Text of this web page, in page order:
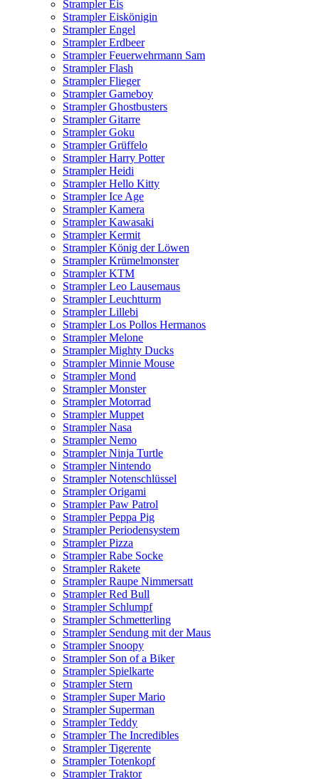
Strampler Eis
Strampler Eiskönigin
Strampler Engel
Strampler Erdbeer
Strampler Feuerwehrmann Sam
Strampler Flash
Strampler Flieger
Strampler Gameboy
Strampler Ghostbusters
Strampler Gitarre
Strampler Goku
Strampler Grüffelo
Strampler Harry Potter
Strampler Heidi
Strampler Hello Kitty
Strampler Ice Age
Strampler Kamera
Strampler Kawasaki
Strampler Kermit
Strampler König der Löwen
Strampler Krümelmonster
Strampler KTM
Strampler Leo Lausemaus
Strampler Leuchtturm
Strampler Lillebi
Strampler Los Pollos Hermanos
Strampler Melone
Strampler Mighty Ducks
Strampler Minnie Mouse
Strampler Mond
Strampler Monster
Strampler Motorrad
Strampler Muppet
Strampler Nasa
Strampler Nemo
Strampler Ninja Turtle
Strampler Nintendo
Strampler Notenschlüssel
Strampler Origami
Strampler Paw Patrol
Strampler Peppa Pig
Strampler Periodensystem
Strampler Pizza
Strampler Rabe Socke
Strampler Rakete
Strampler Raupe Nimmersatt
Strampler Red Bull
Strampler Schlumpf
Strampler Schmetterling
Strampler Sendung mit der Maus
Strampler Snoopy
Strampler Son of a Biker
Strampler Spielkarte
Strampler Stern
Strampler Super Mario
Strampler Superman
Strampler Teddy
Strampler The Incredibles
Strampler Tigerente
Strampler Totenkopf
Strampler Traktor